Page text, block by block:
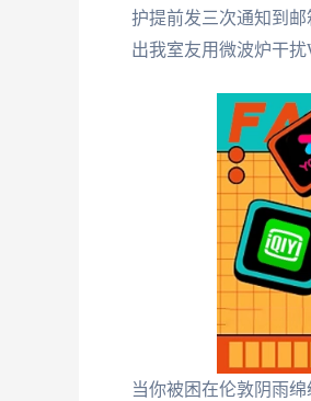
护提前发三次通知到
出我室友用微波炉干扰
当你被困在伦敦阴雨